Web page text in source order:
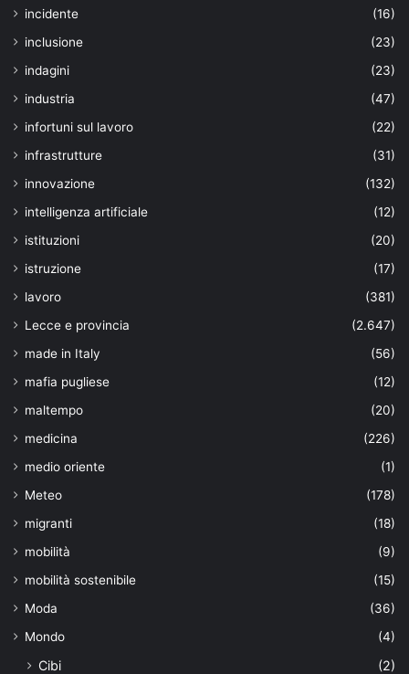
incidente
(16)
inclusione
(23)
indagini
(23)
industria
(47)
infortuni sul lavoro
(22)
infrastrutture
(31)
innovazione
(132)
intelligenza artificiale
(12)
istituzioni
(20)
istruzione
(17)
lavoro
(381)
Lecce e provincia
(2.647)
made in Italy
(56)
mafia pugliese
(12)
maltempo
(20)
medicina
(226)
medio oriente
(1)
Meteo
(178)
migranti
(18)
mobilità
(9)
mobilità sostenibile
(15)
Moda
(36)
Mondo
(4)
Cibi (2)